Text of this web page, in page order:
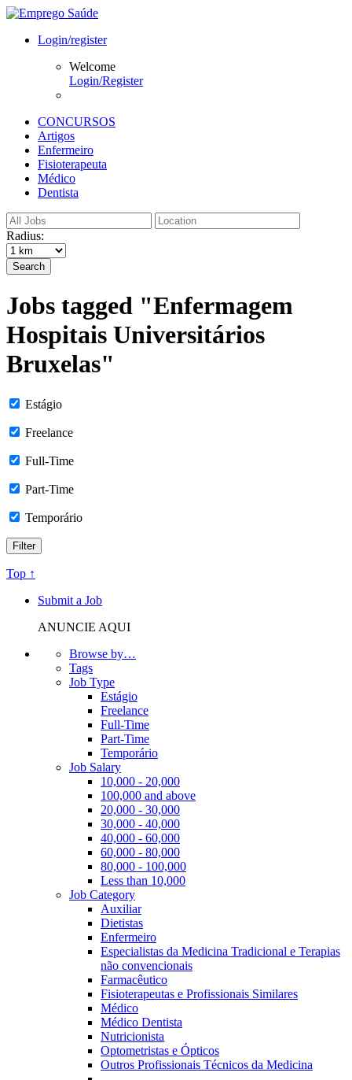
Login/register
Welcome
Login/Register
CONCURSOS
Artigos
Enfermeiro
Fisioterapeuta
Médico
Dentista
Radius:
Search
Jobs tagged "Enfermagem
Hospitais Universitários
Bruxelas"
Estágio
Freelance
Full-Time
Part-Time
Temporário
Top ↑
Submit a Job
ANUNCIE AQUI
Browse by…
Tags
Job Type
Estágio
Freelance
Full-Time
Part-Time
Temporário
Job Salary
10,000 - 20,000
100,000 and above
20,000 - 30,000
30,000 - 40,000
40,000 - 60,000
60,000 - 80,000
80,000 - 100,000
Less than 10,000
Job Category
Auxiliar
Dietistas
Enfermeiro
Especialistas da Medicina Tradicional e Terapias
não convencionais
Farmacêutico
Fisioterapeutas e Profissionais Similares
Médico
Médico Dentista
Nutricionista
Optometristas e Ópticos
Outros Profissionais Técnicos da Medicina